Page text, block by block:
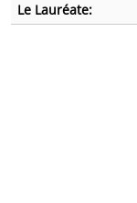
Le Lauréate: